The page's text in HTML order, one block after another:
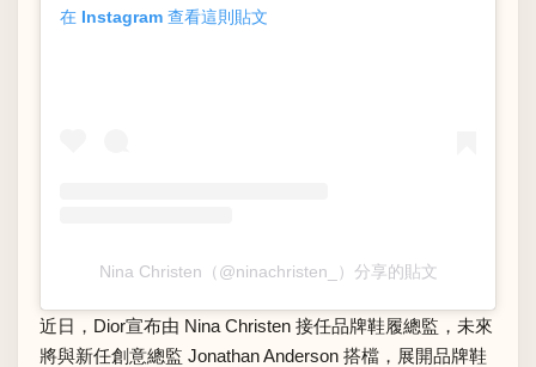
在 Instagram 查看這則貼文
Nina Christen（@ninachristen_）分享的貼文
近日，Dior宣布由 Nina Christen 接任品牌鞋履總監，未來
將與新任創意總監 Jonathan Anderson 搭檔，展開品牌鞋